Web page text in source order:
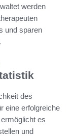
werden
und sparen
des
eine erfolgreiche
es
und